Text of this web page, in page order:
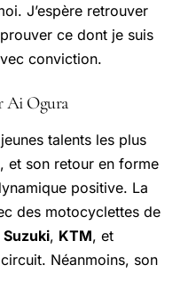
J’espère retrouver
ce dont je suis
conviction.
Ai Ogura
talents les plus
et son retour en forme
positive. La
des motocyclettes de
Suzuki, KTM, et
Néanmoins, son